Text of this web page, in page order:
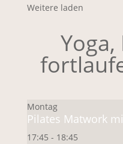
Weitere laden
Montag
Pilates Matwork
17:45 - 18:45